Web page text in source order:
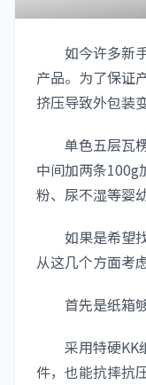
如今许多新手
产品。为了保证
挤压导致外包装
单色五层瓦楞
中间加两条100g
粉、尿不湿等婴
如果是希望找
从这几个方面考
首先是纸箱够
采用特硬KK
件，也能抗摔抗